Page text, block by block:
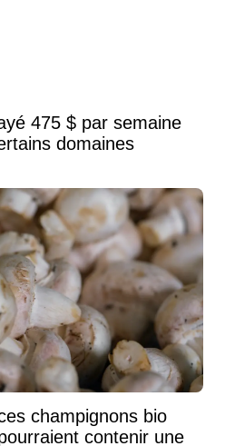
475 $ par semaine
domaines
champignons bio
contenir une